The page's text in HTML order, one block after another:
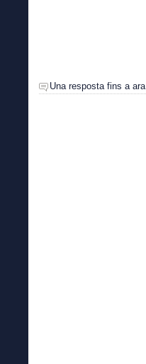
Una resposta fins a ara